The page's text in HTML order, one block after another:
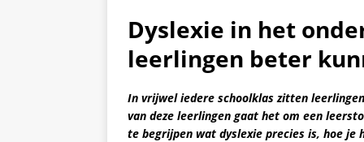
Dyslexie in het
leerlingen beter
In vrijwel iedere schoolklas zitten
van deze leerlingen gaat het om een
te begrijpen wat dyslexie precies is, hoe